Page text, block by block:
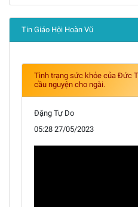
Tin Giáo Hội Hoàn Vũ
Tình trạng sức khỏe của Đức
cầu nguyện cho ngài.
Đặng Tự Do
05:28 27/05/2023